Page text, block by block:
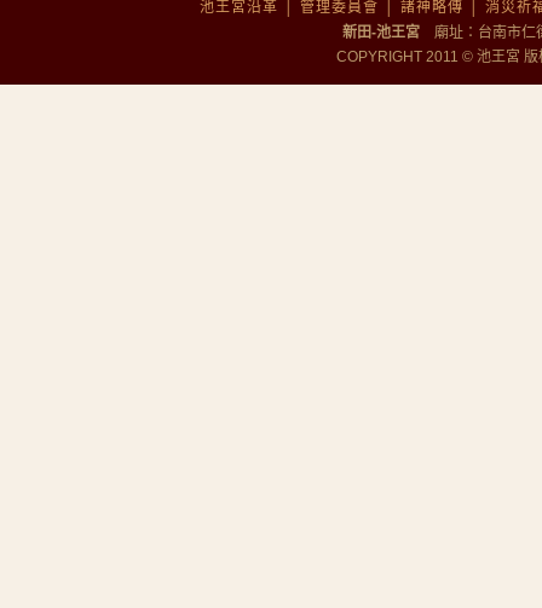
池王宮沿革 管理委員會 諸神略傳
消災祈
新田-池王宮 廟址：台南市仁
COPYRIGHT 2011 © 池王宮